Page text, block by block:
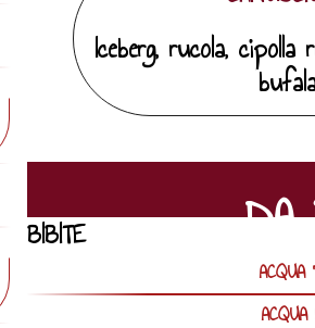
Iceberg, rucola,
DA
BIBITE